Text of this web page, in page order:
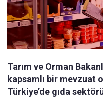
Tarım ve Orman
kapsamlı bir mevzuat
Türkiye’de gıda